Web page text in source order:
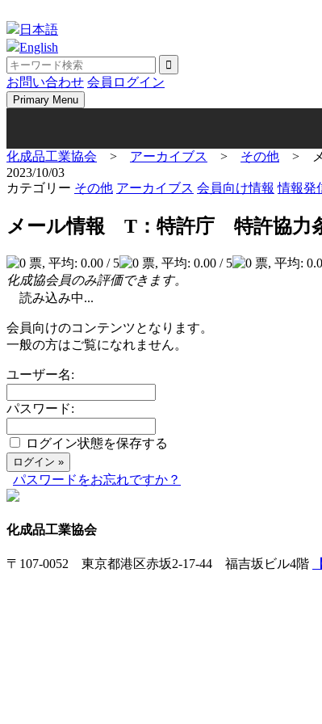
to
content
日本語
English
お問い合わせ 会員ログイン
Primary Menu
化成品工業協会 > アーカイブス > その他 >
2023/10/03
カテゴリー その他 アーカイブス 会員向け情報 情報発
メール情報 T：特許庁 特許協力
化成協会員のみ評価できます。
読み込み中...
会員向けのコンテンツとなります。
一般の方はご覧になれません。
ユーザー名:
パスワード:
ログイン状態を保存する
パスワードをお忘れですか？
化成品工業協会
〒107-0052 東京都港区赤坂2-17-44 福吉坂ビル4階